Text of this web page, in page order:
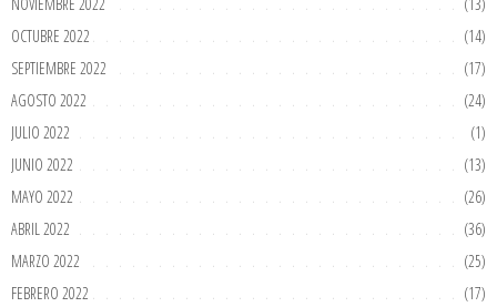
OCTUBRE 2022
(14)
SEPTIEMBRE 2022
(17)
AGOSTO 2022
(24)
JULIO 2022
(1)
JUNIO 2022
(13)
MAYO 2022
(26)
ABRIL 2022
(36)
MARZO 2022
(25)
FEBRERO 2022
(17)